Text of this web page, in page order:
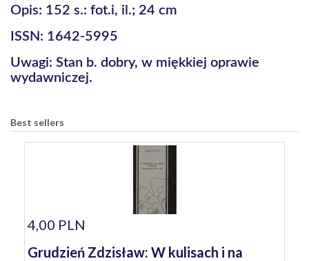
Opis: 152 s.: fot.i, il.; 24 cm
ISSN: 1642-5995
Uwagi: Stan b. dobry, w miękkiej oprawie
wydawniczej.
Best sellers
4,00 PLN
Grudzień Zdzisław: W kulisach i na